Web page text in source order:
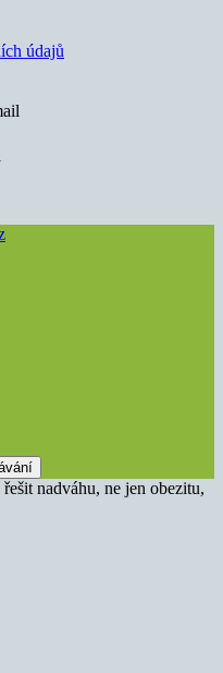
údajů
nadváhu, ne jen obezitu,